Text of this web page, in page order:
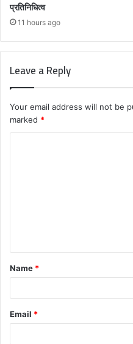
प्रतिनिधित्व
11 hours ago
Leave a Reply
Your email address will not be
marked *
t
*
Name *
Email *